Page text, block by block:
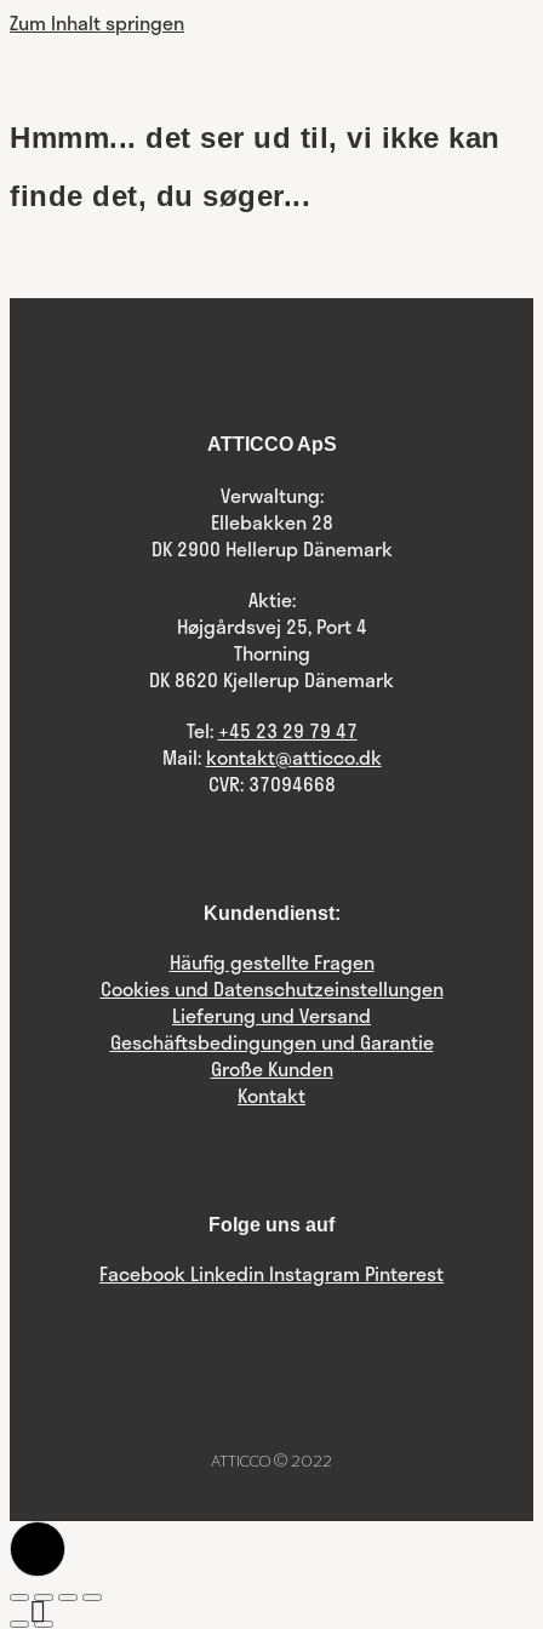
Zum Inhalt springen
Hmmm... det ser ud til, vi ikke kan
finde det, du søger...
ATTICCO ApS
Verwaltung:
Ellebakken 28
DK 2900 Hellerup Dänemark
Aktie:
Højgårdsvej 25, Port 4
Thorning
DK 8620 Kjellerup Dänemark
Tel: +45 23 29 79 47
Mail: kontakt@atticco.dk
CVR: 37094668
Kundendienst:
Häufig gestellte Fragen
Cookies und Datenschutzeinstellungen
Lieferung und Versand
Geschäftsbedingungen und Garantie
Große Kunden
Kontakt
Folge uns auf
Facebook Linkedin Instagram Pinterest
ATTICCO © 2022